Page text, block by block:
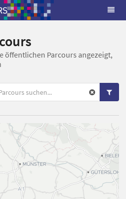
öffentlichen Parcours angezeigt,